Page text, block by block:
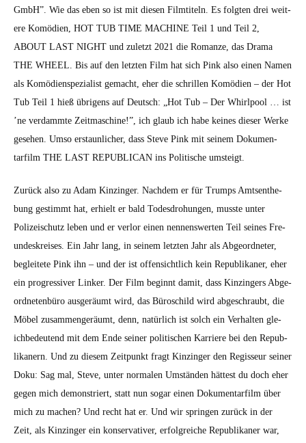
GmbH”. Wie das eben so ist mit diesen Filmtiteln. Es fol­gten drei weit­
ere Komö­di­en, HOT TUB TIME MACHINE Teil 1 und Teil 2,
ABOUT LAST NIGHT und zulet­zt 2021 die Romanze, das Dra­ma
THE WHEEL. Bis auf den let­zten Film hat sich Pink also einen Namen
als Komö­di­en­spezial­ist gemacht, eher die schrillen Komö­di­en – der Hot
Tub Teil 1 hieß übri­gens auf Deutsch: „Hot Tub – Der Whirlpool … ist
’ne ver­dammte Zeit­mas­chine!”, ich glaub ich habe keines dieser Werke
gese­hen. Umso erstaunlich­er, dass Steve Pink mit seinem Doku­men­
tarfilm THE LAST REPUBLICAN ins Poli­tis­che umsteigt.
Zurück also zu Adam Kinzinger. Nach­dem er für Trumps Amt­sen­the­
bung ges­timmt hat, erhielt er bald Todes­dro­hun­gen, musste unter
Polizeis­chutz leben und er ver­lor einen nen­nenswerten Teil seines Fre­
un­deskreis­es. Ein Jahr lang, in seinem let­zten Jahr als Abge­ord­neter,
begleit­ete Pink ihn – und der ist offen­sichtlich kein Repub­likan­er, eher
ein pro­gres­siv­er Link­er. Der Film begin­nt damit, dass Kinzingers Abge­
ord­neten­büro aus­geräumt wird, das Büroschild wird abgeschraubt, die
Möbel zusam­mengeräumt, denn, natür­lich ist solch ein Ver­hal­ten gle­
ichbe­deu­tend mit dem Ende sein­er poli­tis­chen Kar­riere bei den Repub­
likan­ern. Und zu diesem Zeit­punkt fragt Kinzinger den Regis­seur sein­er
Doku: Sag mal, Steve, unter nor­malen Umstän­den hättest du doch eher
gegen mich demon­stri­ert, statt nun sog­ar einen Doku­men­tarfilm über
mich zu machen? Und recht hat er. Und wir sprin­gen zurück in der
Zeit, als Kinzinger ein kon­ser­v­a­tiv­er, erfol­gre­iche Repub­likan­er war,